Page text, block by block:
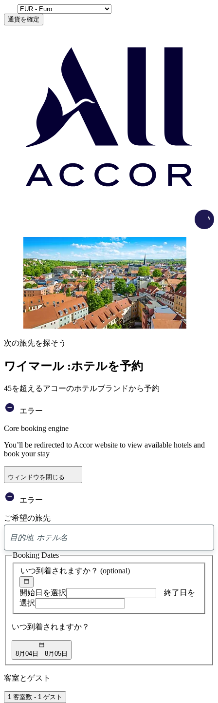
通貨を確定
次の旅先を探そう
ワイマール :ホテルを予約
45を超えるアコーのホテルブランドから予約
エラー
Core booking engine
You’ll be redirected to Accor website to view available hotels and
book your stay
ウィンドウを閉じる
エラー
ご希望の旅先
ア
ド
バ
イ
検
索
いつ到着されますか？ (optional)
開始日を選択
終了日を
選択
いつ到着されますか？
8月04日 8月05日
Booking Dates
客室とゲスト
1 客室数 - 1 ゲスト